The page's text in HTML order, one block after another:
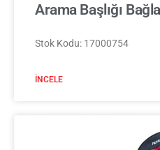
Arama Başlığı
Stok Kodu: 17000754
İNCELE